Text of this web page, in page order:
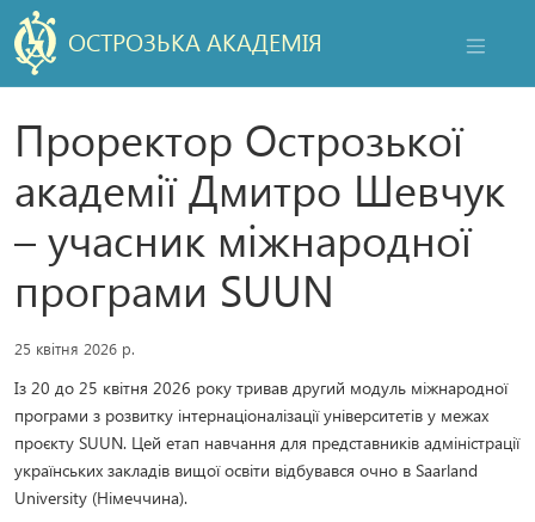
ОСТРОЗЬКА АКАДЕМІЯ
Проректор Острозької
академії Дмитро Шевчук
– учасник міжнародної
програми SUUN
25 квітня 2026 р.
Із 20 до 25 квітня 2026 року тривав другий модуль міжнародної
програми з розвитку інтернаціоналізації університетів у межах
проєкту SUUN. Цей етап навчання для представників адміністрації
українських закладів вищої освіти відбувався очно в Saarland
University (Німеччина).